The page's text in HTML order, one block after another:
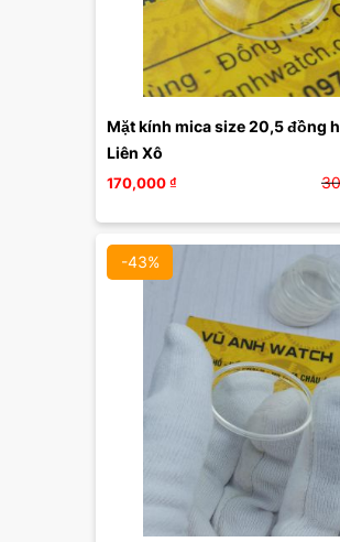
Mặt kính mica size 20,5 đồng
170,000₫
-43%